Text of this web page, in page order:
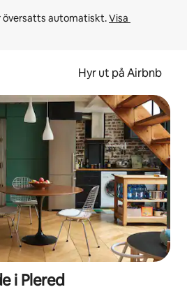
översatts automatiskt. Visa
Hyr ut på Airbnb
i Plered